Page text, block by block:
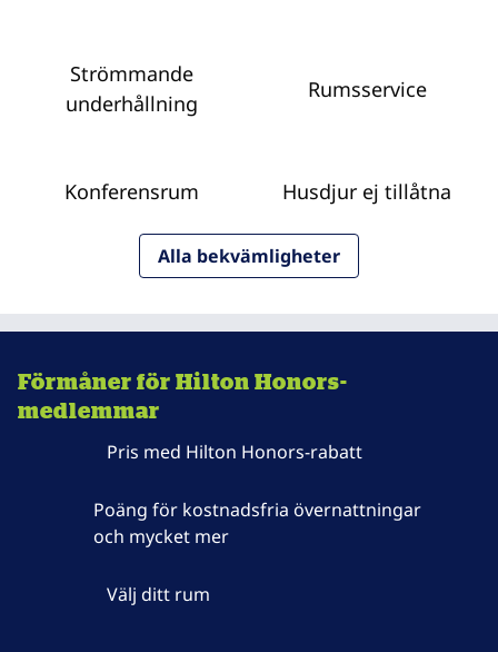
Strömmande
underhållning
Rumsservice
Konferensrum Husdjur ej tillåtna
Alla bekvämligheter
Förmåner för Hilton Honors-
medlemmar
Pris med Hilton Honors-rabatt
Poäng för kostnadsfria övernattningar
och mycket mer
Välj ditt rum